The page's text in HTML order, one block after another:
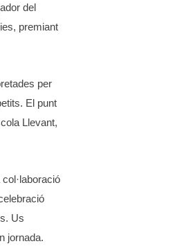
del
premiant
per
El punt
Llevant,
Us
jornada.